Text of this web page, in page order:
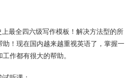
最全四六级写作模板！解决方法型的所
！现在国内越来越重视英语了，掌握一
作都有很大的帮助。